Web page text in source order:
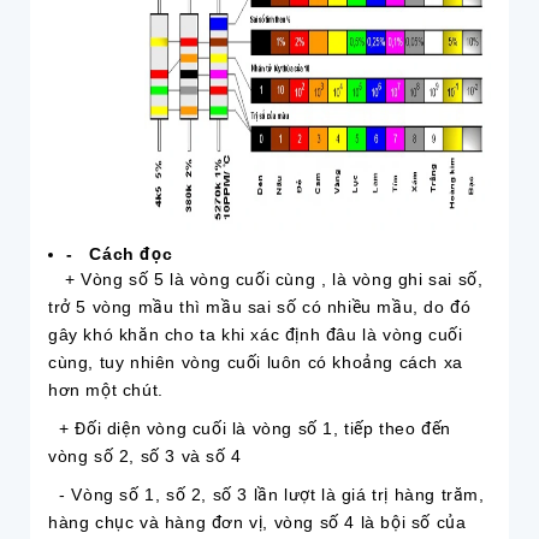
-Cách đọc
+ Vòng số 5 là vòng cuối cùng , là vòng ghi sai số,
trở 5 vòng mầu thì mầu sai số có nhiều mầu, do đó
gây khó khăn cho ta khi xác định đâu là vòng cuối
cùng, tuy nhiên vòng cuối luôn có khoảng cách xa
hơn một chút.
+ Đối diện vòng cuối là vòng số 1, tiếp theo đến
vòng số 2, số 3 và số 4
- Vòng số 1, số 2, số 3 lần lượt là giá trị hàng trăm,
hàng chục và hàng đơn vị, vòng số 4 là bội số của